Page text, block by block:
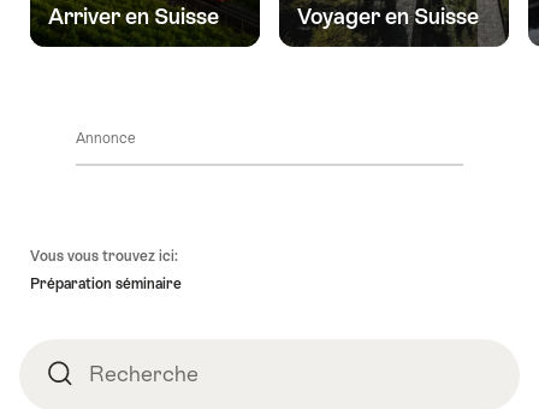
Arriver en Suisse Voyager en Suisse
Annonce
Vous vous trouvez ici:
Préparation séminaire
RechercheRecherche